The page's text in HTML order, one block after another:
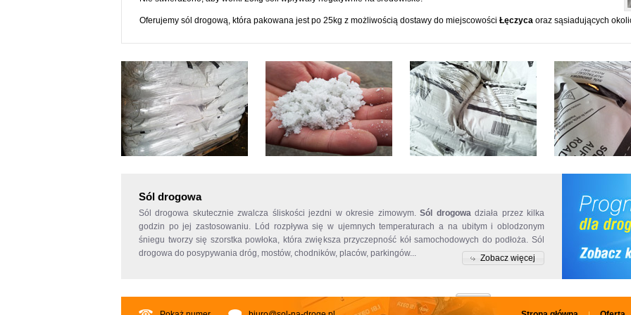
Oferujemy sól drogową, która pakowana jest po 25kg z możliwością dostawy do miejscowości Łęczyca oraz sąsiadujących
Sól drogowa
Sól drogowa skutecznie zwalcza śliskości jezdni w okresie zimowym.Sól drogowadziała przez kilka
godzin po jej zastosowaniu. Lód rozpływa się w ujemnych temperaturach a na ubitym i oblodzonym
śniegu tworzy się szorstka powłoka, która zwiększa przyczepność kół samochodowych do podłoża. Sól
drogowa do posypywania dróg, mostów, chodników, placów, parkingów...
Zobacz więcej
Skład soli
Skład soli
przed
składzie
obniża koszty